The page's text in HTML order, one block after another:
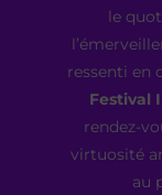
le
ressenti en
Festival
rendez-
virtuosité
au